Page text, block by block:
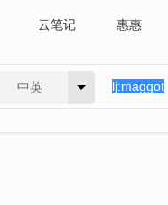
云笔记 惠惠
中英